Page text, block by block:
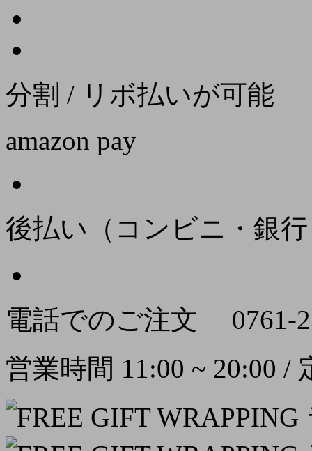
分割 / リボ払いが可能
amazon pay
後払い（コンビニ・銀
電話でのご注文
0761-
営業時間 11:00 ~ 20:00 /